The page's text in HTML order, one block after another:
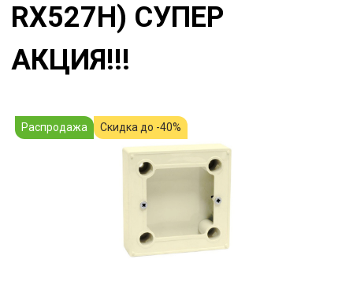
RX527H) СУПЕР
АКЦИЯ!!!
Распродажа Скидка до -40%